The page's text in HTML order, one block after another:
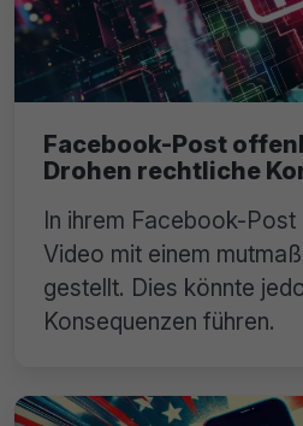
Facebook-Post
Drohen rechtliche
In ihrem Facebook-
Video mit einem
gestellt. Dies könnte
Konsequenzen führen.